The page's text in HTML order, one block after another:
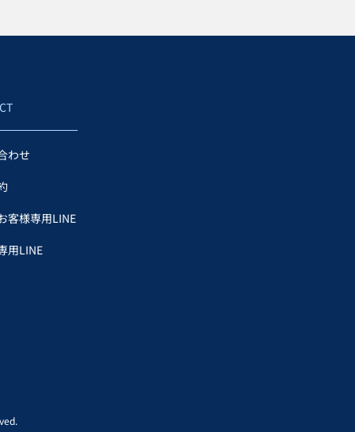
わせ
客様専用LINE
用LINE